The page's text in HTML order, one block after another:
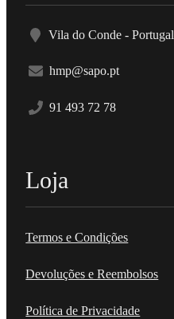
Vila do Conde - Portugal
hmp@sapo.pt
91 493 72 78
Loja
Termos e Condições
Devoluções e Reembolsos
Política de Privacidade